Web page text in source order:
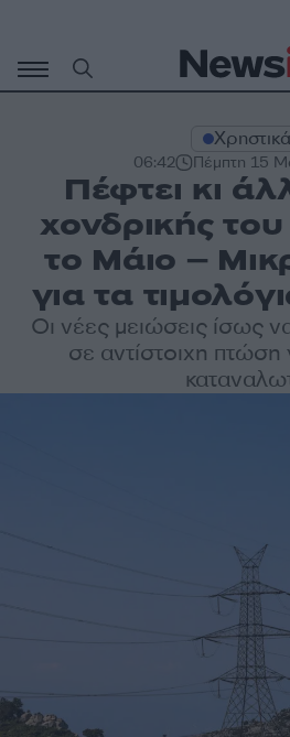
περιεχόμενο
Χρηστικά
06:42 Πέμπτη 15
Πέφτει κι
χονδρικής
το Μάιο –
για τα
Οι νέες μειώσεις ίσως
σε αντίστοιχη πτώση